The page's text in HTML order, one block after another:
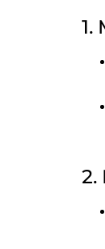
1.
2.